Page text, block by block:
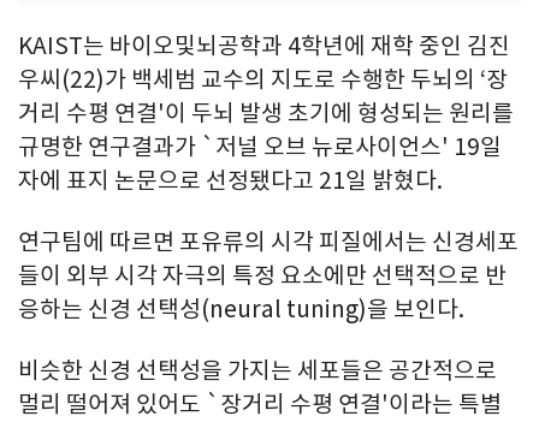
KAIST는 바이오및뇌공학과 4학년에 재학 중인 김진
우씨(22)가 백세범 교수의 지도로 수행한 두뇌의 ‘장
거리 수평 연결'이 두뇌 발생 초기에 형성되는 원리를
규명한 연구결과가 `저널 오브 뉴로사이언스' 19일
자에 표지 논문으로 선정됐다고 21일 밝혔다.
연구팀에 따르면 포유류의 시각 피질에서는 신경세포
들이 외부 시각 자극의 특정 요소에만 선택적으로 반
응하는 신경 선택성(neural tuning)을 보인다.
비슷한 신경 선택성을 가지는 세포들은 공간적으로
멀리 떨어져 있어도 `장거리 수평 연결'이라는 특별